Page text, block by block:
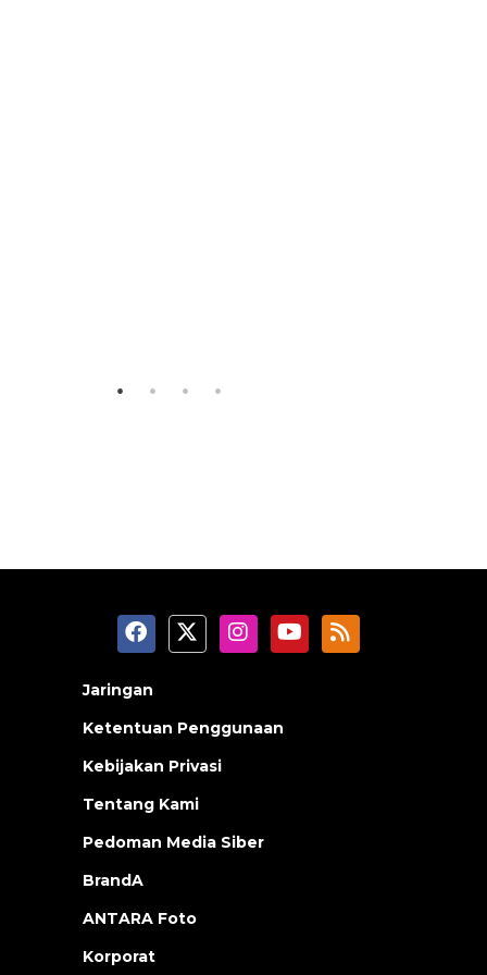
Jaringan
Ketentuan Penggunaan
Kebijakan Privasi
Tentang Kami
Pedoman Media Siber
BrandA
ANTARA Foto
Korporat